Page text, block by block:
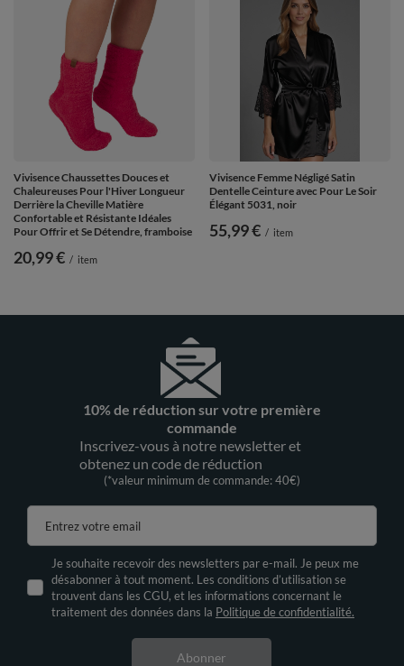
Vivisence Chaussettes Douces et
Chaleureuses Pour l'Hiver Longueur
Derrière la Cheville Matière
Confortable et Résistante Idéales
Pour Offrir et Se Détendre, framboise
20,99 € / item
Vivisence Femme Négligé Satin
Dentelle Ceinture avec Pour Le Soir
Élégant 5031, noir
55,99 € / item
10% de réduction sur votre première
commande
Inscrivez-vous à notre newsletter et
obtenez un code de réduction
(*valeur minimum de commande: 40€)
Entrez votre email
Je souhaite recevoir des newsletters par e-mail. Je peux me
désabonner à tout moment. Les conditions d’utilisation se
trouvent dans les CGU, et les informations concernant le
traitement des données dans la Politique de confidentialité.
Abonner